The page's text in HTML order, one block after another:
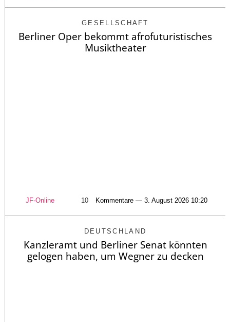
GESELLSCHAFT
Berliner Oper bekommt afrofuturistisches
Musiktheater
JF-Online 10 Kommentare — 3. August 2026 10:20
DEUTSCHLAND
Kanzleramt und Berliner Senat könnten
gelogen haben, um Wegner zu decken